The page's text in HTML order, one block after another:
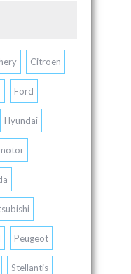
Citroen
Ford
Hyundai
Peugeot
Stellantis